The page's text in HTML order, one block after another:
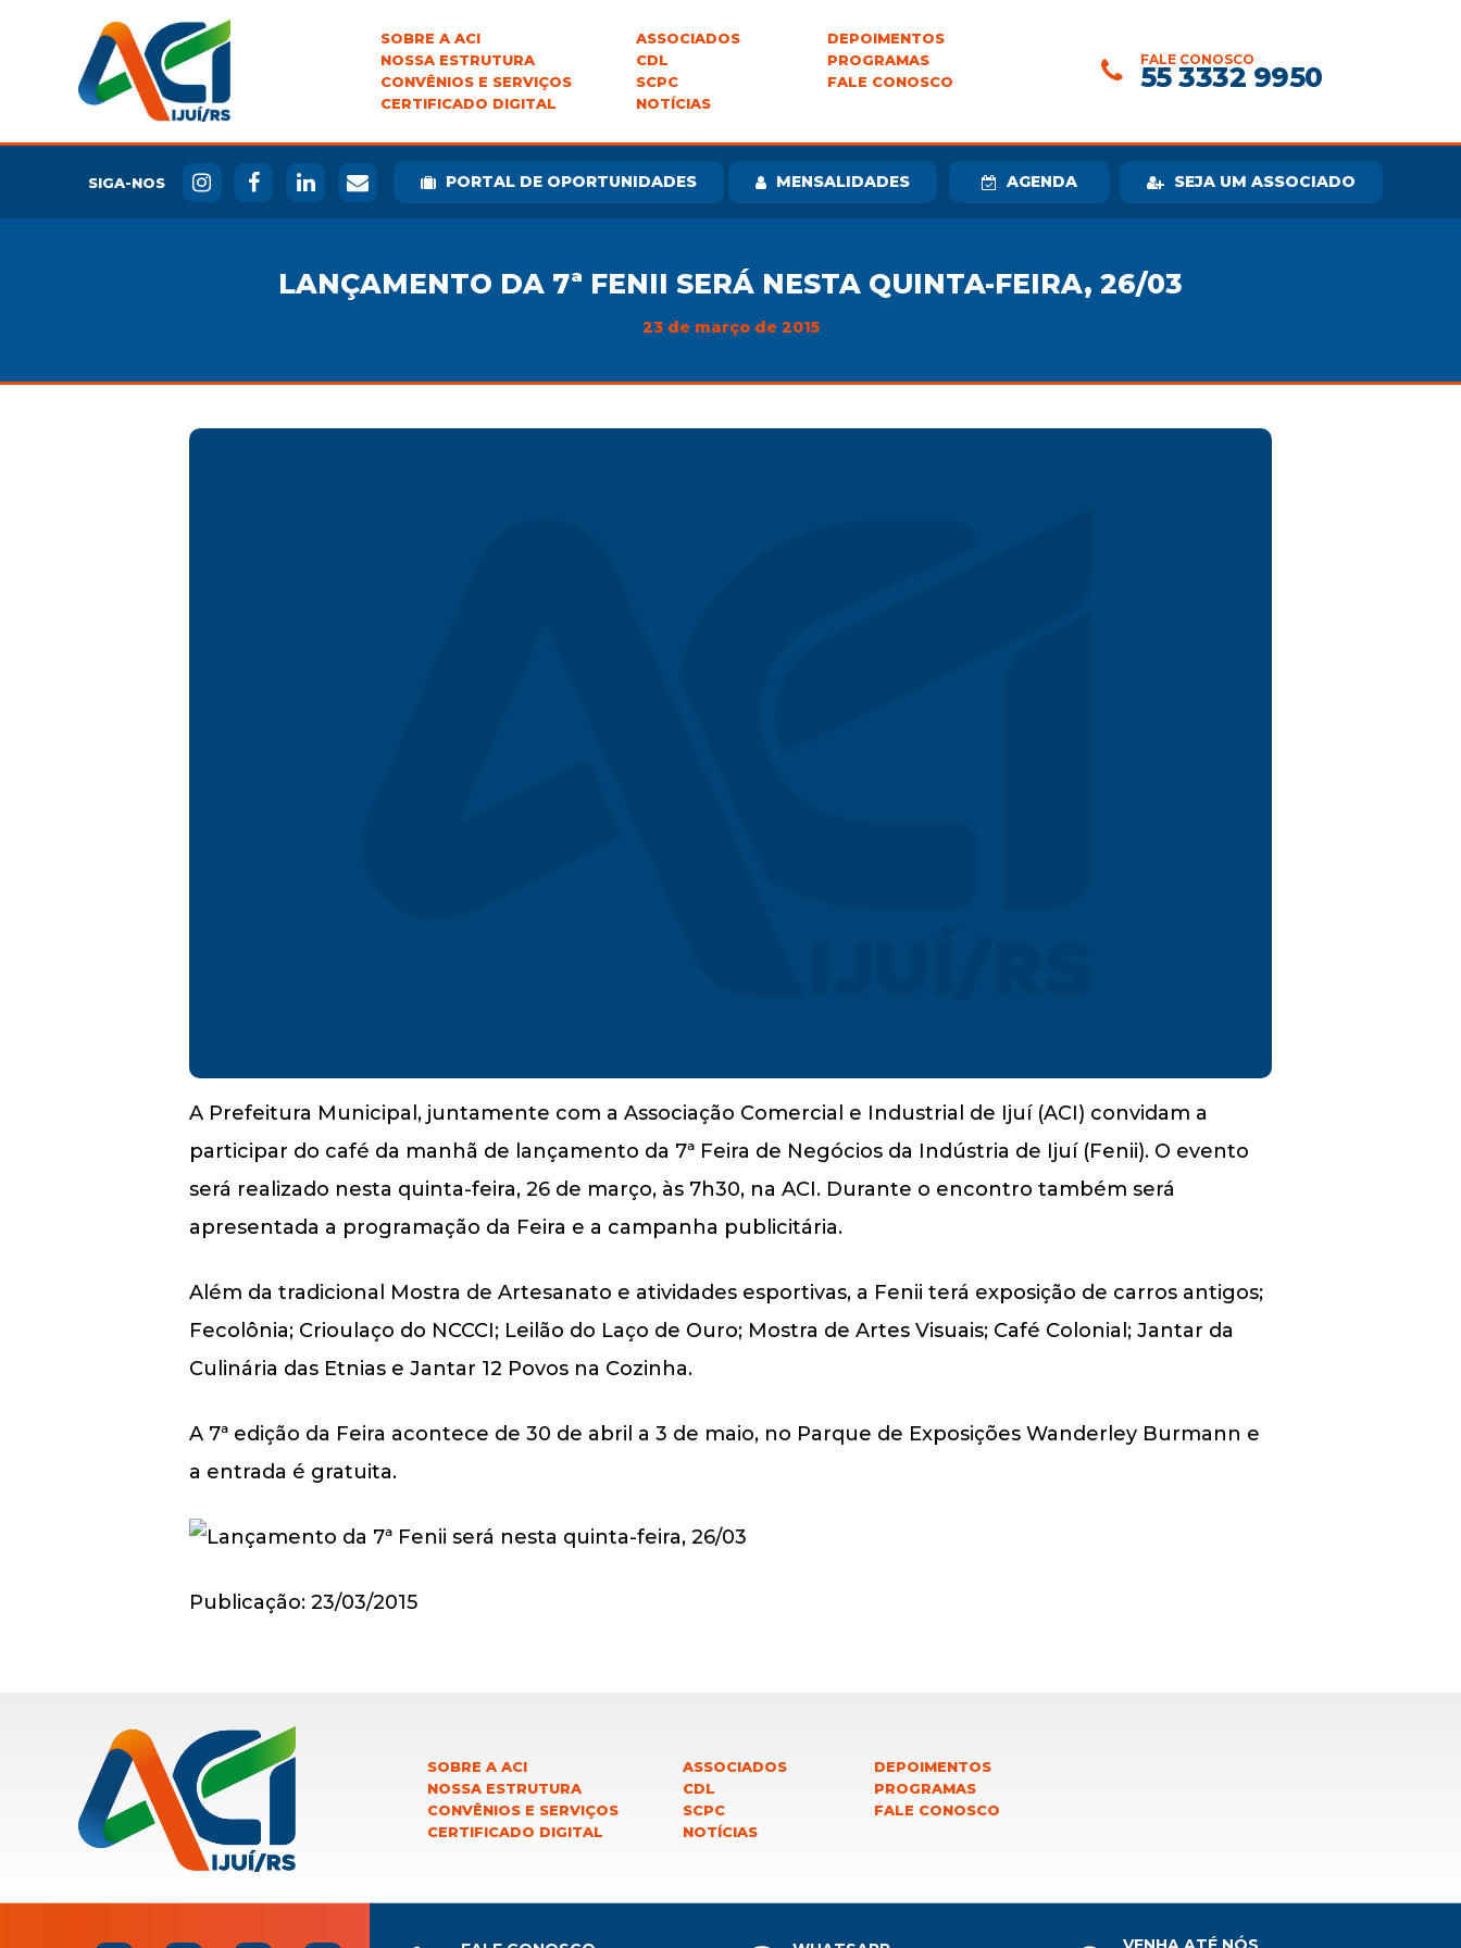
SOBRE A ACI
NOSSA ESTRUTURA
CONVÊNIOS E SERVIÇOS
CERTIFICADO DIGITAL
ASSOCIADOS
CDL
SCPC
NOTÍCIAS
DEPOIMENTOS
PROGRAMAS
FALE CONOSCO
FALE CONOSCO
55 3332 9950
SIGA-NOS PORTAL DE OPORTUNIDADES MENSALIDADES AGENDA SEJA UM ASSOCIADO
LANÇAMENTO DA 7ª FENII SERÁ NESTA QUINTA-FEIRA, 26/03
23 de março de 2015
A Prefeitura Municipal, juntamente com a Associação Comercial e Industrial de Ijuí (ACI) convidam a
participar do café da manhã de lançamento da 7ª Feira de Negócios da Indústria de Ijuí (Fenii). O evento
será realizado nesta quinta-feira, 26 de março, às 7h30, na ACI. Durante o encontro também será
apresentada a programação da Feira e a campanha publicitária.
Além da tradicional Mostra de Artesanato e atividades esportivas, a Fenii terá exposição de carros antigos;
Fecolônia; Crioulaço do NCCCI; Leilão do Laço de Ouro; Mostra de Artes Visuais; Café Colonial; Jantar da
Culinária das Etnias e Jantar 12 Povos na Cozinha.
A 7ª edição da Feira acontece de 30 de abril a 3 de maio, no Parque de Exposições Wanderley Burmann e
a entrada é gratuita.
Publicação: 23/03/2015
SOBRE A ACI
NOSSA ESTRUTURA
CONVÊNIOS E SERVIÇOS
CERTIFICADO DIGITAL
ASSOCIADOS
CDL
SCPC
NOTÍCIAS
DEPOIMENTOS
PROGRAMAS
FALE CONOSCO